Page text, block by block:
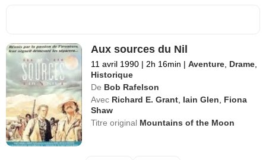
Aux sources du Nil
11 avril 1990 | 2h 16min | Aventure Drame
Historique
De Bob Rafelson
Avec Richard E. Grant Iain Glen
Fiona
Shaw
Titre original Mountains of the Moon